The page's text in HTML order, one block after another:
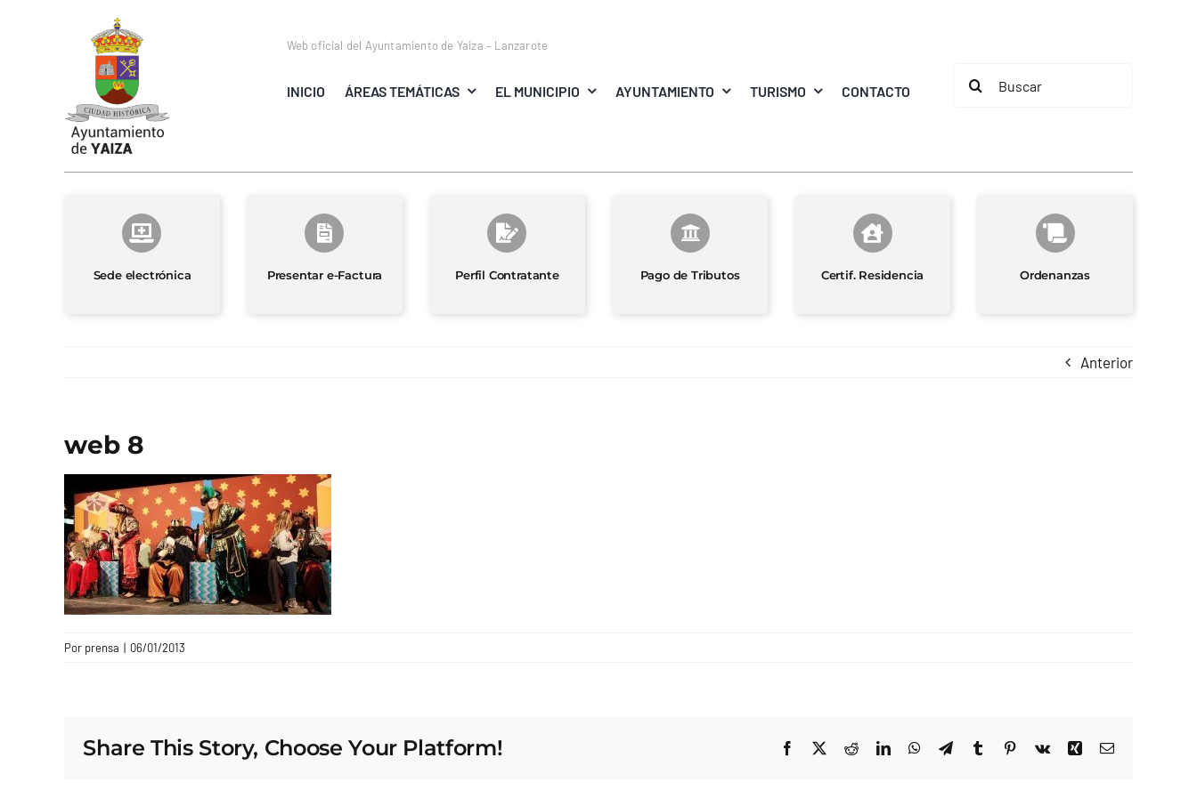
Web oficial del Ayuntamiento de Yaiza – Lanzarote
INICIO ÁREAS TEMÁTICAS EL MUNICIPIO AYUNTAMIENTO TURISMO CONTACTO
Buscar:
Sede electrónica Presentar e-Factura Perfil Contratante Pago de Tributos Certif. Residencia Ordenanzas
Anterior
web 8
Por prensa | 06/01/2013
Share This Story, Choose Your Platform! Facebook
X RedditLinkedInWhatsApp
TelegramTumblrPinterest
Vk Xing Correo